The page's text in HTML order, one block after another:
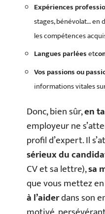
Expériences
stages, bénévolat… en
les compétences
Langues parléeset
Vos passions ou
informations vitales
Donc, bien sûr,en
employeur ne
profil d’expert. Il
sérieux du
CV et sa lettre),sa
que vous mettez
à l’aiderdans son